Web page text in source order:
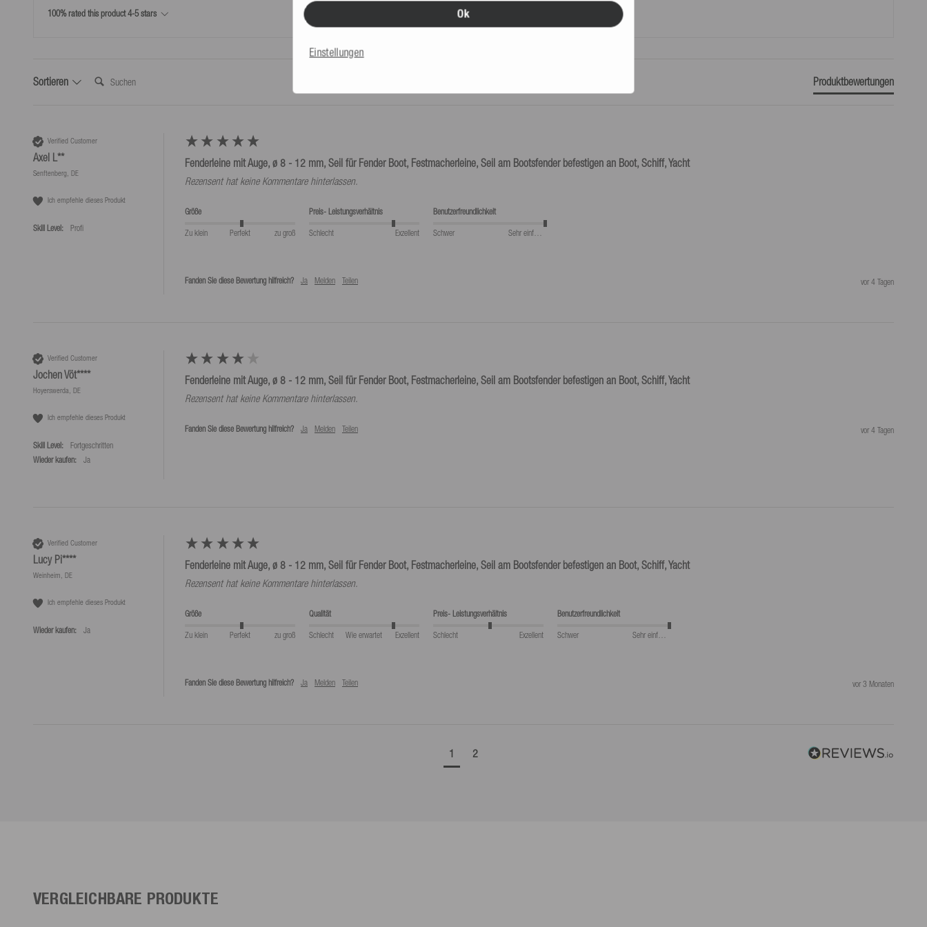
100% rated this product 4-5 stars
Sortieren Suchen: Produktbewertungen
Verified Customer
Axel L**
Senftenberg, DE
Ich empfehle dieses Produkt
Skill Level: Profi
Fenderleine mit Auge, ø 8 - 12 mm, Seil für Fender Boot, Festmacherleine, Seil am Bootsfender befestigen an Boot, Schiff, Yacht
Rezensent hat keine Kommentare hinterlassen.
Größe
Zu klein Perfekt zu groß
Preis- Leistungsverhältnis
Schlecht Exzellent
Benutzerfreundlichkeit
Schwer Sehr einfach
Fanden Sie diese Bewertung hilfreich? Ja Melden Teilen vor 4 Tagen
Verified Customer
Jochen Vöt****
Hoyerswerda, DE
Ich empfehle dieses Produkt
Skill Level:
Fortgeschritten
Wieder kaufen:
Ja
Fenderleine mit Auge, ø 8 - 12 mm, Seil für Fender Boot, Festmacherleine, Seil am Bootsfender befestigen an Boot, Schiff, Yacht
Rezensent hat keine Kommentare hinterlassen.
Fanden Sie diese Bewertung hilfreich? Ja Melden Teilen vor 4 Tagen
Verified Customer
Lucy Pi****
Weinheim, DE
Ich empfehle dieses Produkt
Wieder kaufen: Ja
Fenderleine mit Auge, ø 8 - 12 mm, Seil für Fender Boot, Festmacherleine, Seil am Bootsfender befestigen an Boot, Schiff, Yacht
Rezensent hat keine Kommentare hinterlassen.
Größe
Zu klein Perfekt zu groß
Qualität
Schlecht Wie erwartet Exzellent
Preis- Leistungsverhältnis
Schlecht Exzellent
Benutzerfreundlichkeit
Schwer Sehr einfach
Fanden Sie diese Bewertung hilfreich? Ja Melden Teilen vor 3 Monaten
1 2
VERGLEICHBARE PRODUKTE
Ok
Einstellungen